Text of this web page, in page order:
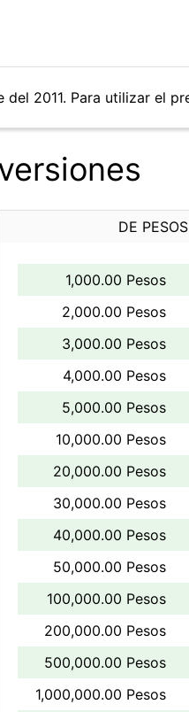
2011. Para utilizar el
DE
1,000.00 Pesos
2,000.00 Pesos
3,000.00 Pesos
4,000.00 Pesos
5,000.00 Pesos
10,000.00 Pesos
20,000.00 Pesos
30,000.00 Pesos
40,000.00 Pesos
50,000.00 Pesos
100,000.00 Pesos
200,000.00 Pesos
500,000.00 Pesos
1,000,000.00 Pesos